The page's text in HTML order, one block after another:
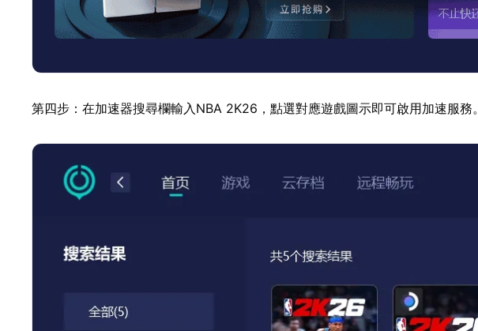
第四步：在加速器搜尋欄輸入NBA 2K26，點選對應遊戲圖示即可啟用加速服務。